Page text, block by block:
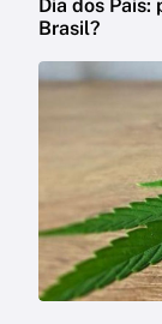
Dia dos Pais:
Brasil?